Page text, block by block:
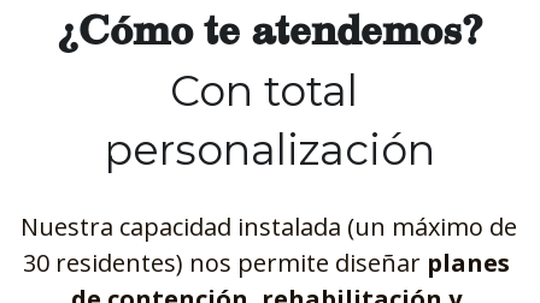
¿Cómo te atendemos?
Con total
personalización
Nuestra capacidad instalada (un máximo de
30 residentes) nos permite diseñar planes